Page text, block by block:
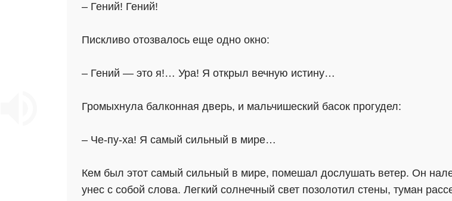
– Гений! Гений!
Пискливо отозвалось еще одно окно:
– Гений — это я!… Ура! Я открыл вечную истину…
Громыхнула балконная дверь, и мальчишеский басок прогудел:
– Че-пу-ха! Я самый сильный в мире…
Кем был этот самый сильный в мире, помешал дослушать ветер. Он
унес с собой слова. Легкий солнечный свет позолотил стены, туман